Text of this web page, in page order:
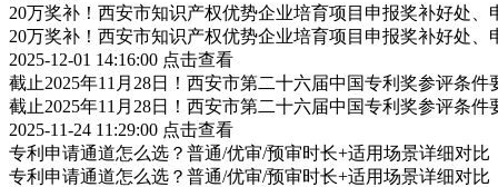
20万奖补！西安市知识产权优势企业培育项目申报奖补好处、
20万奖补！西安市知识产权优势企业培育项目申报奖补好处、
2025-12-01 14:16:00 点击查看
截止2025年11月28日！西安市第二十六届中国专利奖参评条
截止2025年11月28日！西安市第二十六届中国专利奖参评条
2025-11-24 11:29:00 点击查看
专利申请通道怎么选？普通/优审/预审时长+适用场景详细对比
专利申请通道怎么选？普通/优审/预审时长+适用场景详细对比